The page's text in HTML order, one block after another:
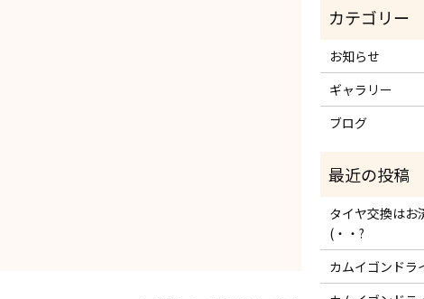
お知らせ
ギャラリー
ブログ
タイヤ交換はお
(・・?
カムイゴンドラ